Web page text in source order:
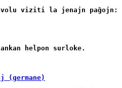
viziti la jenajn paĝojn:
(germane)